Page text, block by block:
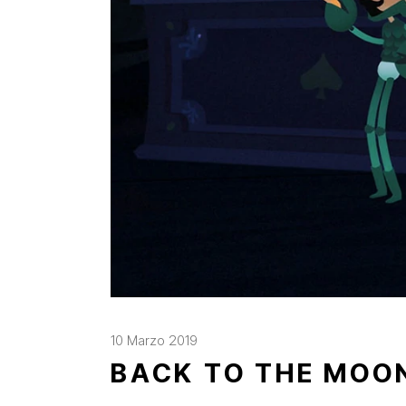
10 Marzo 2019
BACK TO THE